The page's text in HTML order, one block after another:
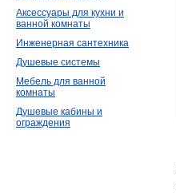
Аксессуары для кухни и
ванной комнаты
Инженерная сантехника
Душевые системы
Мебель для ванной
комнаты
Душевые кабины и
ограждения